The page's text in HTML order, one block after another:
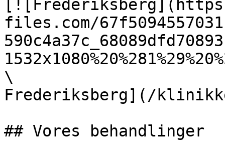
files.com/
\
Frederiksberg](/
## Vores behandlinger